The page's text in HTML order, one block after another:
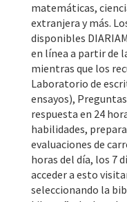
matemáticas,
extranjera y más.
disponibles
en línea a partir de
mientras que los
Laboratorio de
ensayos),
respuesta en 24
habilidades,
evaluaciones de
horas del día, los 7
acceder a esto
seleccionando la